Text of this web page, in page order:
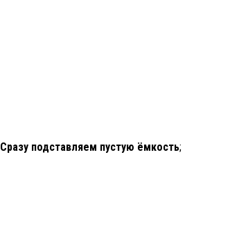
Сразу подставляем пустую ёмкость;